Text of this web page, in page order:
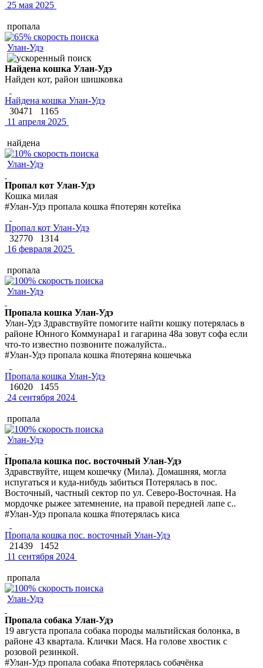
25 мая 2025
пропала
Улан-Удэ
Найдена кошка Улан-Удэ
Найден кот, район шишковка
Найдена кошка Улан-Удэ
30471
1165
11 апреля 2025
найдена
Улан-Удэ
Пропал кот Улан-Удэ
Кошка милая
#Улан-Удэ пропала кошка #потерян котейка
Пропал кот Улан-Удэ
32770
1314
16 февраля 2025
пропала
Улан-Удэ
Пропала кошка Улан-Удэ
Улан-Удэ Здравствуйте помогите найти кошку потерялась в
районе Юнного Коммунара1 и гагарина 48а зовут софа если
что-то известно позвоните пожалуйста..
#Улан-Удэ пропала кошка #потеряна кошечька
Пропала кошка Улан-Удэ
16020
1455
24 сентября 2024
пропала
Улан-Удэ
Пропала кошка пос. восточный Улан-Удэ
Здравствуйте, ищем кошечку (Мила). Домашняя, могла
испугаться и куда-нибудь забиться Потерялась в пос.
Восточный, частный сектор по ул. Северо-Восточная. На
мордочке рыжее затемнение, на правой передней лапе с..
#Улан-Удэ пропала кошка #потерялась киса
Пропала кошка пос. восточный Улан-Удэ
21439
1452
11 сентября 2024
пропала
Улан-Удэ
Пропала собака Улан-Удэ
19 августа пропала собака породы мальтийская болонка, в
районе 43 квартала. Клички Мася. На голове хвостик с
розовой резинкой.
#Улан-Удэ пропала собака #потерялась собачёнка